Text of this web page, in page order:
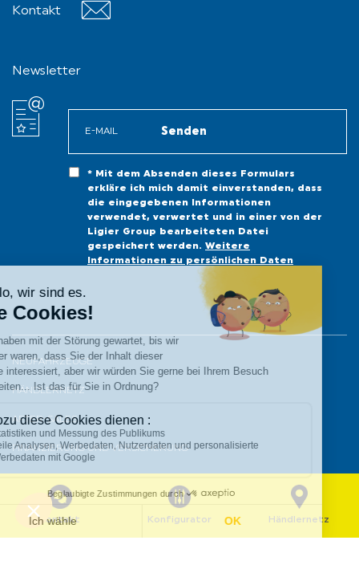
Kontakt Konfigurator Händlernetz
Kontakt
Newsletter
* Mit dem Absenden dieses Formulars
erkläre ich mich damit einverstanden, dass
die eingegebenen Informationen
verwendet, verwertet und in einer von der
Ligier Group bearbeiteten Datei
gespeichert werden. Weitere
Informationen zu persönlichen Daten
NEUFAHRZEUGE
HÄNDLERNETZ
AFTER-SALES
FINANZIERUNG UND VERSICHERUNG
NEUIGKEITEN